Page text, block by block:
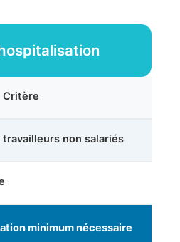
Critère
non salariés
minimum nécessaire